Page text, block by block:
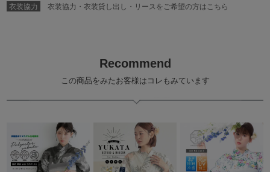
衣装協力 衣装協力・衣装貸し出し・リースをご希望の方はこちら
Recommend
この商品をみたお客様はコレもみています